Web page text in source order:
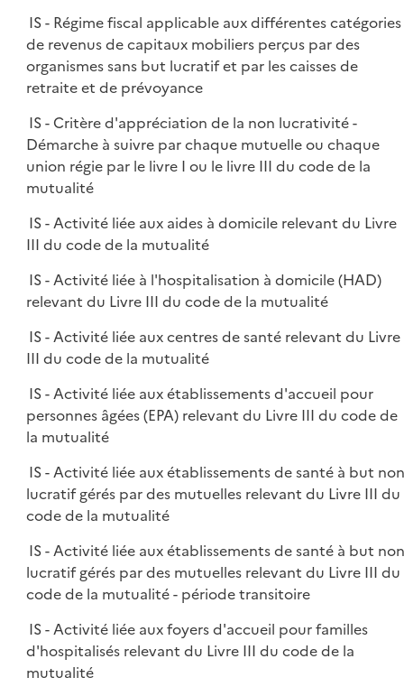
IS - Régime fiscal applicable aux différentes catégories
de revenus de capitaux mobiliers perçus par des
organismes sans but lucratif et par les caisses de
retraite et de prévoyance
IS - Critère d'appréciation de la non lucrativité -
Démarche à suivre par chaque mutuelle ou chaque
union régie par le livre I ou le livre III du code de la
mutualité
IS - Activité liée aux aides à domicile relevant du Livre
III du code de la mutualité
IS - Activité liée à l'hospitalisation à domicile (HAD)
relevant du Livre III du code de la mutualité
IS - Activité liée aux centres de santé relevant du Livre
III du code de la mutualité
IS - Activité liée aux établissements d'accueil pour
personnes âgées (EPA) relevant du Livre III du code de
la mutualité
IS - Activité liée aux établissements de santé à but
lucratif gérés par des mutuelles relevant du Livre III du
code de la mutualité
IS - Activité liée aux établissements de santé à but
lucratif gérés par des mutuelles relevant du Livre III du
code de la mutualité - période transitoire
IS - Activité liée aux foyers d'accueil pour familles
d'hospitalisés relevant du Livre III du code de la
mutualité